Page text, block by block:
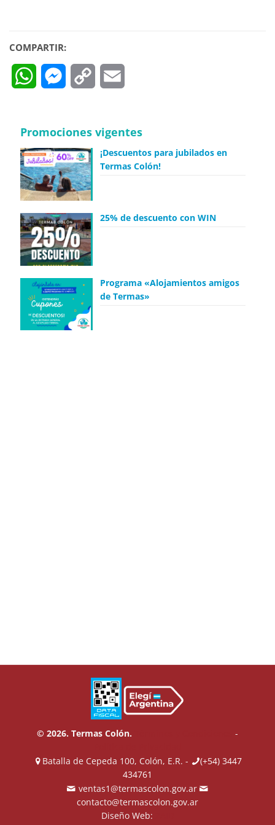
COMPARTIR:
WhatsAppMessenger
Copy
Promociones vigentes
¡Descuentos para jubilados en
Termas Colón!
25% de descuento con WIN
Programa «Alojamientos amigos
de Termas»
© 2026. Termas Colón.
-
Batalla de Cepeda 100, Colón, E.R. -
(+54) 3447
434761
ventas1@termascolon.gov.ar
contacto@termascolon.gov.ar
Diseño Web: